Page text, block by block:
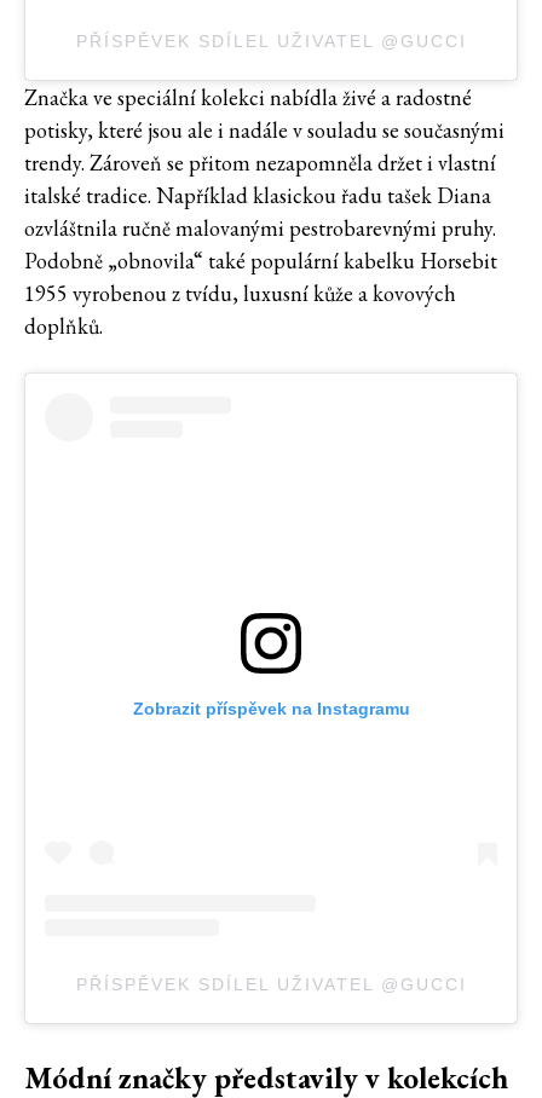
PŘÍSPĚVEK SDÍLEL UŽIVATEL @GUCCI
Značka ve speciální kolekci nabídla živé a radostné
potisky, které jsou ale i nadále v souladu se současnými
trendy. Zároveň se přitom nezapomněla držet i vlastní
italské tradice. Například klasickou řadu tašek Diana
ozvláštnila ručně malovanými pestrobarevnými pruhy.
Podobně „obnovila“ také populární kabelku Horsebit
1955 vyrobenou z tvídu, luxusní kůže a kovových
doplňků.
Zobrazit příspěvek na Instagramu
PŘÍSPĚVEK SDÍLEL UŽIVATEL @GUCCI
Módní značky představily v kolekcích